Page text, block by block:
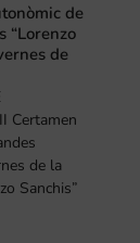
de
“Lorenzo
de
Certamen
de la
Sanchis”